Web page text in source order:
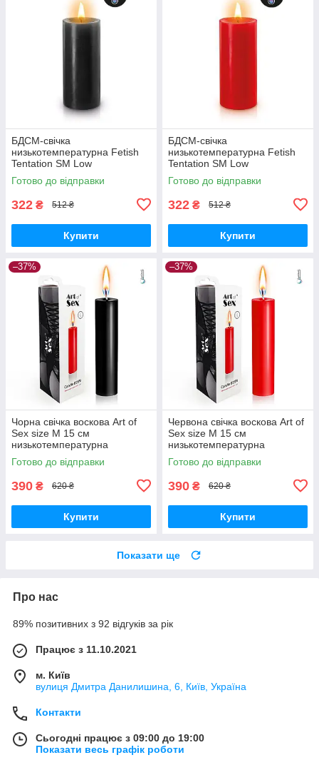
БДСМ-свічка
низькотемпературна Fetish
Tentation SM Low
Temperature Candle Black
Вібратори мастурбатори
Готово до відправки
322 ₴ 512 ₴
Купити
БДСМ-свічка
низькотемпературна Fetish
Tentation SM Low
Temperature Candle Red
Вібратори мастурбатори
Готово до відправки
322 ₴ 512 ₴
Купити
–37%
Чорна свічка воскова Art of
Sex size M 15 см
низькотемпературна
Вібратори мастурбатори
секс-шоп
Готово до відправки
390 ₴ 620 ₴
Купити
–37%
Червона свічка воскова Art of
Sex size M 15 см
низькотемпературна
Вібратори мастурбатори
секс-шоп
Готово до відправки
390 ₴ 620 ₴
Купити
Показати ще
Про нас
89% позитивних з 92 відгуків за рік
Працює з 11.10.2021
м. Київ
вулиця Дмитра Данилишина, 6, Київ, Україна
Контакти
Сьогодні працює з 09:00 до 19:00
Показати весь графік роботи